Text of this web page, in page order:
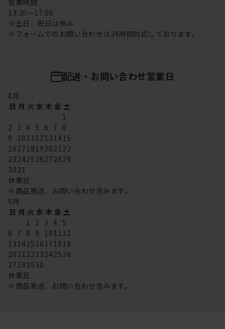
営業時間
13:30～17:00
※土日 祝日は休み
※フォームでのお問い合わせは24時間対応しております。
配送・お問い合わせ営業日
8月
日 月 火 水 木 金 土
1
2 3 4 5 6 7 8
9 101112131415
16171819202122
23242526272829
3031
休業日
※商品発送、お問い合わせ含みます。
9月
日 月 火 水 木 金 土
1 2 3 4 5
6 7 8 9 101112
13141516171819
20212223242526
27282930
休業日
※商品発送、お問い合わせ含みます。